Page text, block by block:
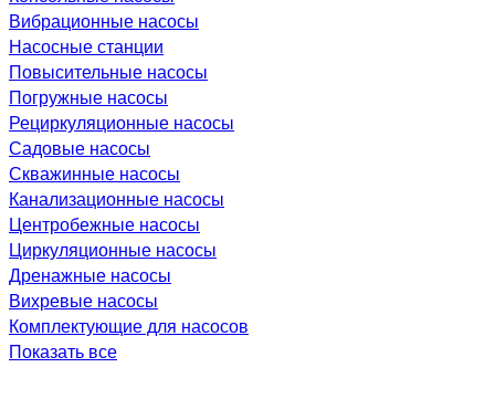
Вибрационные насосы
Насосные станции
Повысительные насосы
Погружные насосы
Рециркуляционные насосы
Садовые насосы
Скважинные насосы
Канализационные насосы
Центробежные насосы
Циркуляционные насосы
Дренажные насосы
Вихревые насосы
Комплектующие для насосов
Показать все